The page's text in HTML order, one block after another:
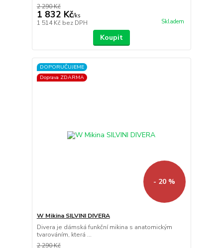
2 290 Kč
1 832 Kč/ks
1 514 Kč bez DPH Skladem
Koupit
DOPORUČUJEME
Doprava ZDARMA
- 20 %
W Mikina SILVINI DIVERA
Divera je dámská funkční mikina s anatomickým
tvarováním, která ...
2 290 Kč